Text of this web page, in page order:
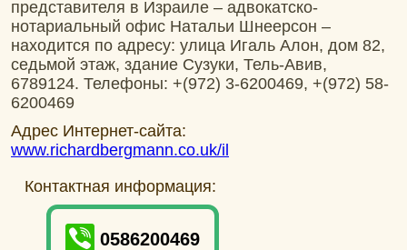
представителя в Израиле – адвокатско-
нотариальный офис Натальи Шнеерсон –
находится по адресу: улица Игаль Алон, дом 82,
седьмой этаж, здание Сузуки, Тель-Авив,
6789124. Телефоны: +(972) 3-6200469, +(972) 58-
6200469
Адрес Интернет-сайта:
www.richardbergmann.co.uk/il
Контактная информация:
0586200469